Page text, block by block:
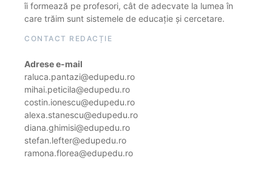
îi formează pe profesori, cât de adecvate la lumea în
care trăim sunt sistemele de educație și cercetare.
CONTACT REDACȚIE
Adrese e-mail
raluca.pantazi@edupedu.ro
mihai.peticila@edupedu.ro
costin.ionescu@edupedu.ro
alexa.stanescu@edupedu.ro
diana.ghimisi@edupedu.ro
stefan.lefter@edupedu.ro
ramona.florea@edupedu.ro